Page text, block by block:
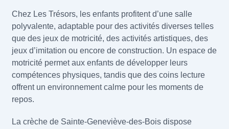
Chez Les Trésors, les enfants profitent d’une salle
polyvalente, adaptable pour des activités diverses telles
que des jeux de motricité, des activités artistiques, des
jeux d’imitation ou encore de construction. Un espace de
motricité permet aux enfants de développer leurs
compétences physiques, tandis que des coins lecture
offrent un environnement calme pour les moments de
repos.
La crèche de Sainte-Geneviève-des-Bois dispose